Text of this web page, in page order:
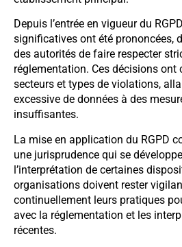
Depuis l’entrée en vigueur du
significatives ont été prononcées,
des autorités de faire respecter
réglementation. Ces décisions ont
secteurs et types de violations,
excessive de données à des
insuffisantes.
La mise en application du RGPD
une jurisprudence qui se
l’interprétation de certaines
organisations doivent rester
continuellement leurs pratiques
avec la réglementation et les
récentes.